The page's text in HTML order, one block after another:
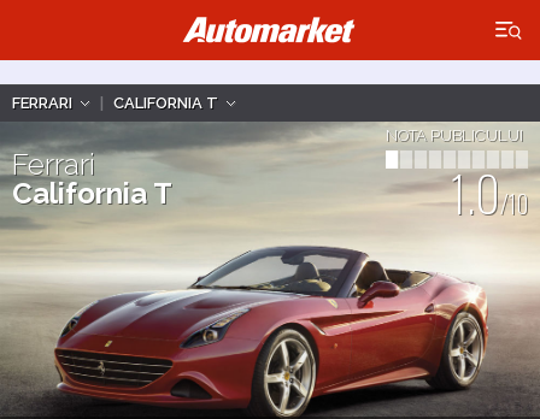
×
FERRARI | CALIFORNIA T
Ferrari
California T
NOTA PUBLICULUI
1.0/10